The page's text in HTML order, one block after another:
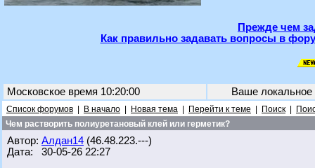
Прежде чем
Как правильно задавать вопросы в
Московское время 10:20:00 Ваше
Список форумов В начало Новая тема Перейти к теме Поиск
Чем растворить полиуретановый клей или герметик?
Автор: Алдан14 (46.48.223.---)
Дата: 30-05-26 22:27